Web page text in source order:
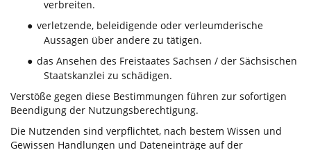
verbreiten.
● verletzende, beleidigende oder verleumderische
Aussagen über andere zu tätigen.
● das Ansehen des Freistaates Sachsen / der Sächsischen
Staatskanzlei zu schädigen.
Verstöße gegen diese Bestimmungen führen zur sofortigen
Beendigung der Nutzungsberechtigung.
Die Nutzenden sind verpflichtet, nach bestem Wissen und
Gewissen Handlungen und Dateneinträge auf der